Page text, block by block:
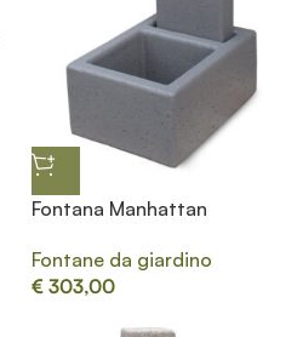
Fontana Manhattan
Fontane da giardino
€ 303,00